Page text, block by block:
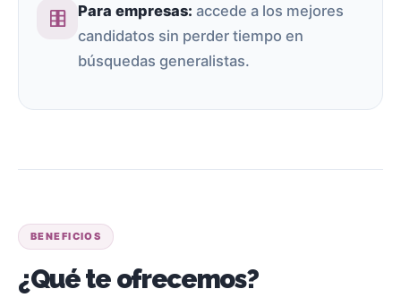
Para empresas: accede a los mejores
candidatos sin perder tiempo en
búsquedas generalistas.
BENEFICIOS
¿Qué te ofrecemos?